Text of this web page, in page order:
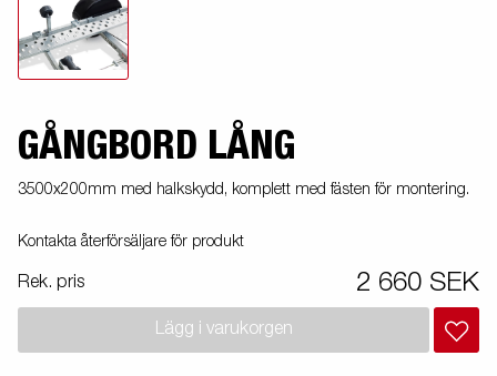
GÅNGBORD LÅNG
3500x200mm med halkskydd, komplett med fästen för montering.
Kontakta återförsäljare för produkt
Rek. pris 2 660 SEK
Lägg i varukorgen